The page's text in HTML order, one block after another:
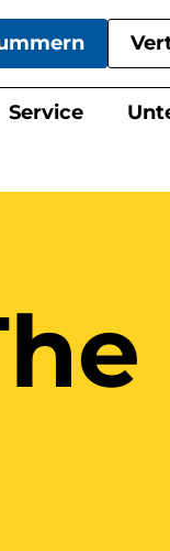
Service